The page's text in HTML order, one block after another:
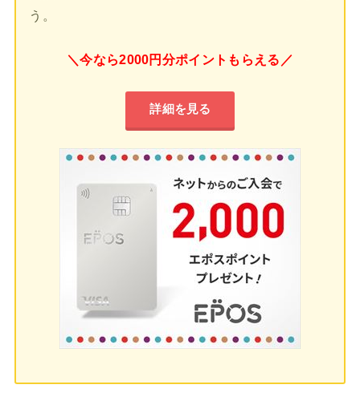
う。
＼今なら2000円分ポイントもらえる／
詳細を見る